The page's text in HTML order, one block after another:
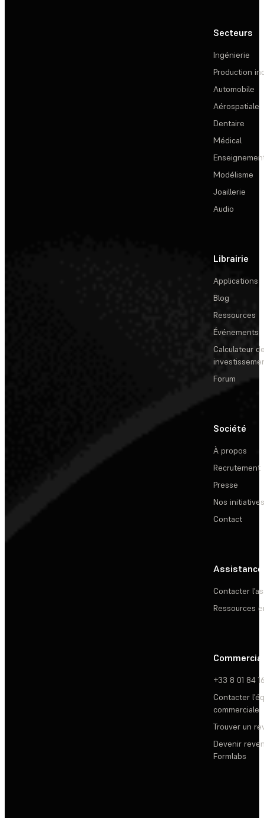
Secteurs
Ingénierie
Production
Automobile
Aérospatiale
Dentaire
Médical
Modélisme
Joaillerie
Audio
Librairie
Applications
Blog
Ressources
Événements
Calculateur
Forum
Société
À propos
Recrutement
Presse
Nos initiatives
Contact
Assistance
Contacter
Ressources
Commercial
+33 8 01 84
Contacter
commerciale
Trouver un
Devenir
Formlabs